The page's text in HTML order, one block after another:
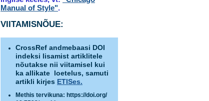
Manual of Style".
VIITAMISNÕUE:
CrossRef andmebaasi DOI
indeksi lisamist artiklitele
nõutakse nii viitamisel kui
ka allikate loetelus, samuti
artikli kirjes ETISes.
Methis tervikuna: https://doi.org/